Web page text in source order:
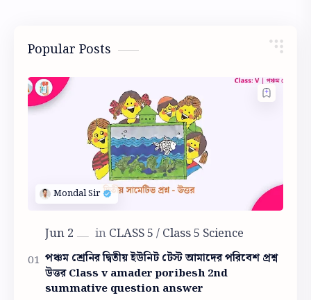
Popular Posts
পঞ্চম শ্রেনির দ্বিতীয় ইউনিট টেস্ট আমাদের পরিবেশ প্রশ্ন
উত্তর Class v amader poribesh 2nd
summative question answer